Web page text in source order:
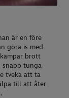
är en före
göra is med
brott
snabb tunga
tveka att ta
till att åter